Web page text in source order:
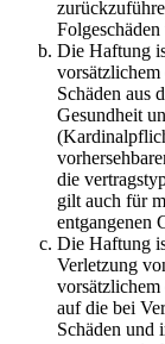
Die Haftung
vorsätzlichem
Schäden aus
Gesundheit
die
gilt auch für
entgangenen
Die Haftung
Verletzung
vorsätzlichem
auf die bei
Schäden und